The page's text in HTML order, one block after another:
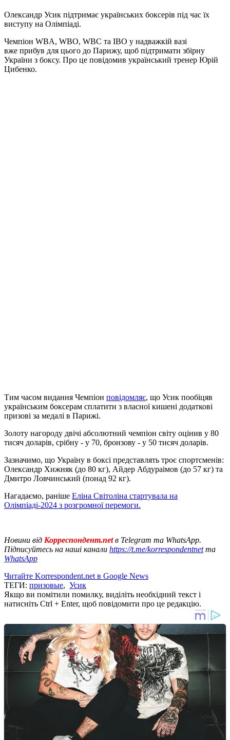
Олександр Усик підтримає українських боксерів під час їх
виступу на Олімпіаді.
Чемпіон WBA, WBO, WBC та IBO у надважкій вазі
вже прибув для цього до Парижу, щоб підтримати збірну
України з боксу. Про це повідомив український тренер Юрій
Цибенко.
Тим часом видання Чемпіон повідомляє, що Усик пообіцяв
українським боксерам сплатити з власної кишені додаткові
призові за медалі в Парижі.
Золоту нагороду двічі абсолютний чемпіон світу оцінив у 80
тисяч доларів, срібну - у 70, бронзову - у 50 тисяч доларів.
Зазначимо, що Україну в боксі представлять троє спортсменів:
Олександр Хижняк (до 80 кг), Айдер Абдураімов (до 57 кг) та
Дмитро Ловчинський (понад 92 кг).
Нагадаємо, раніше Еліна Світоліна стартувала на
Олімпіаді-2024 з розгромної перемоги.
Новини від Корреспондент.netв Telegram та WhatsApp.
Підписуйтесь на наші канали https://t.me/korrespondentnetта
WhatsApp
Читайте Korrespondent.net в Google News
ТЕГИ: призовые, Усик
Якщо ви помітили помилку, виділіть необхідний текст і
натисніть Ctrl + Enter, щоб повідомити про це редакцію.